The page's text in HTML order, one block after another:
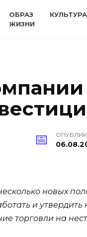
ОБРАЗ
ЖИЗНИ
КУЛЬТУРА
новых
и
торговли на